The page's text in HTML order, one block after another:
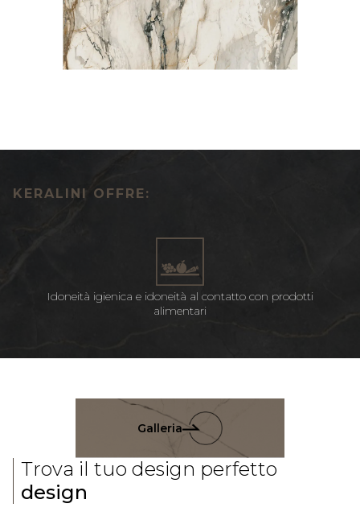
KERALINI OFFRE:
Idoneità igienica e idoneità al contatto con prodotti
alimentari
Galleria
Trova il tuo design perfetto
design